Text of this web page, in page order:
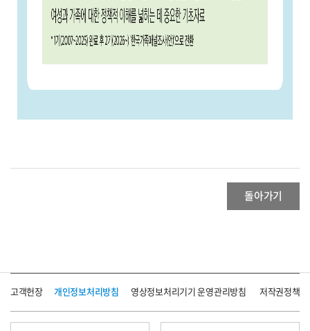
돌아가기
고객헌장 개인정보처리방침 영상정보처리기기 운영관리방침 저작권정책